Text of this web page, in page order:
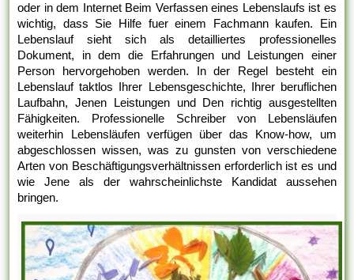
oder in dem Internet Beim Verfassen eines Lebenslaufs ist es
wichtig, dass Sie Hilfe fuer einem Fachmann kaufen. Ein
Lebenslauf sieht sich als detailliertes professionelles
Dokument, in dem die Erfahrungen und Leistungen einer
Person hervorgehoben werden. In der Regel besteht ein
Lebenslauf taktlos Ihrer Lebensgeschichte, Ihrer beruflichen
Laufbahn, Jenen Leistungen und Den richtig ausgestellten
Fähigkeiten. Professionelle Schreiber von Lebensläufen
weiterhin Lebensläufen verfügen über das Know-how, um
abgeschlossen wissen, was zu gunsten von verschiedene
Arten von Beschäftigungsverhältnissen erforderlich ist es und
wie Jene als der wahrscheinlichste Kandidat aussehen
bringen.